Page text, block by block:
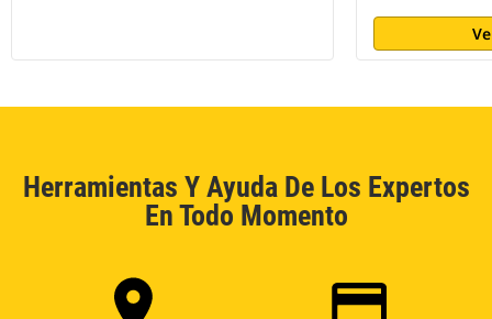
Herramientas Y Ayuda De Los Expertos
En Todo Momento